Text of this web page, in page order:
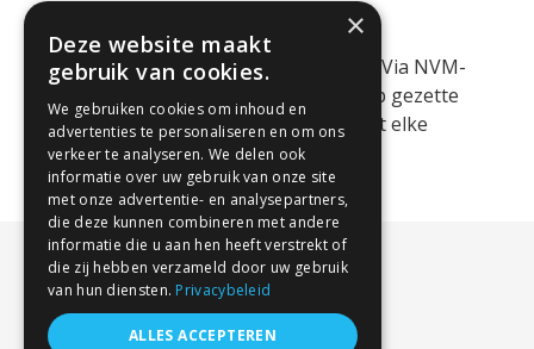
In het tweede kwartaal van 2026 is een
recordaantal woningen te koop gezet. Via NVM-
Makelaars. Het feitelijke aantal te koop gezette
woningen is nog veel hoger omdat niet elke
makelaar lid is van NVM. Kopers [...]
×
Deze website maakt
gebruik van cookies.
We gebruiken cookies om inhoud en
advertenties te personaliseren en om ons
verkeer te analyseren. We delen ook
informatie over uw gebruik van onze site
met onze advertentie- en analysepartners,
die deze kunnen combineren met andere
informatie die u aan hen heeft verstrekt of
die zij hebben verzameld door uw gebruik
van hun diensten. Privacybeleid
ALLES ACCEPTEREN